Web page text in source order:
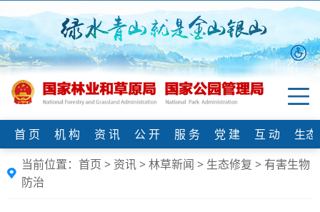
首 页 机 构 资 讯 公 开 服 务 党 建 互 动
生
当前位置： 首页 > 资讯>林草新闻 > 生态修复 > 有害生物
防治